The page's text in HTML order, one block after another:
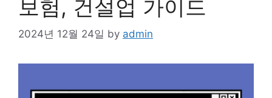
보험, 건설업 가이드
2024년 12월 24일 by admin